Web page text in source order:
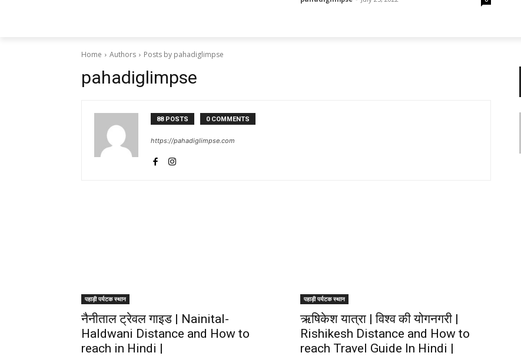
Home Authors Posts by pahadiglimpse
pahadiglimpse
88 POSTS 0 COMMENTS
https://pahadiglimpse.com
पहाड़ी पर्यटक स्थान
नैनीताल ट्रेवल गाइड | Nainital-
Haldwani Distance and How to
reach in Hindi |
पहाड़ी पर्यटक स्थान
ऋषिकेश यात्रा | विश्व की योगनगरी |
Rishikesh Distance and How to
reach Travel Guide In Hindi |